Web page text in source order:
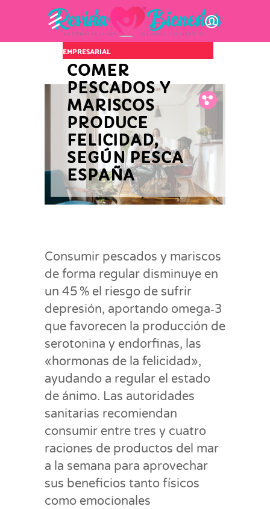
Fb.
Tw.
Pin.
INNOVACIÓN Y ACTUALIDAD
EMPRESARIAL
COMER
PESCADOS Y
MARISCOS
PRODUCE
FELICIDAD,
SEGÚN PESCA
ESPAÑA
Consumir pescados y mariscos
de forma regular disminuye en
un 45 % el riesgo de sufrir
depresión, aportando omega‑3
que favorecen la producción de
serotonina y endorfinas, las
«hormonas de la felicidad»,
ayudando a regular el estado
de ánimo. Las autoridades
sanitarias recomiendan
consumir entre tres y cuatro
raciones de productos del mar
a la semana para aprovechar
sus beneficios tanto físicos
como emocionales